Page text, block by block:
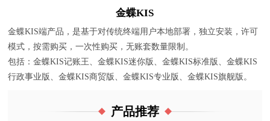
金蝶KIS
金蝶KIS端产品，是基于对传统终端用户本地部署，独立安装，许可
模式，按需购买，一次性购买，无账套数量限制。
包括：金蝶KIS记账王、金蝶KIS迷你版、金蝶KIS标准版、金蝶KIS
行政事业版、金蝶KIS商贸版、金蝶KIS专业版、金蝶KIS旗舰版。
产品推荐